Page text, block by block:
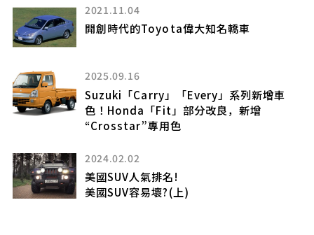
增車
2023.02.09
【2023東京改裝車展】車頂是划艇!?
2026.05.19
日產「“新型”Skyline」可能在2027年
場!? 採用「Hakosuka・Kenmeri」設
「surfing line」，並可能搭載V6引擎
什麼？
2025.04.28